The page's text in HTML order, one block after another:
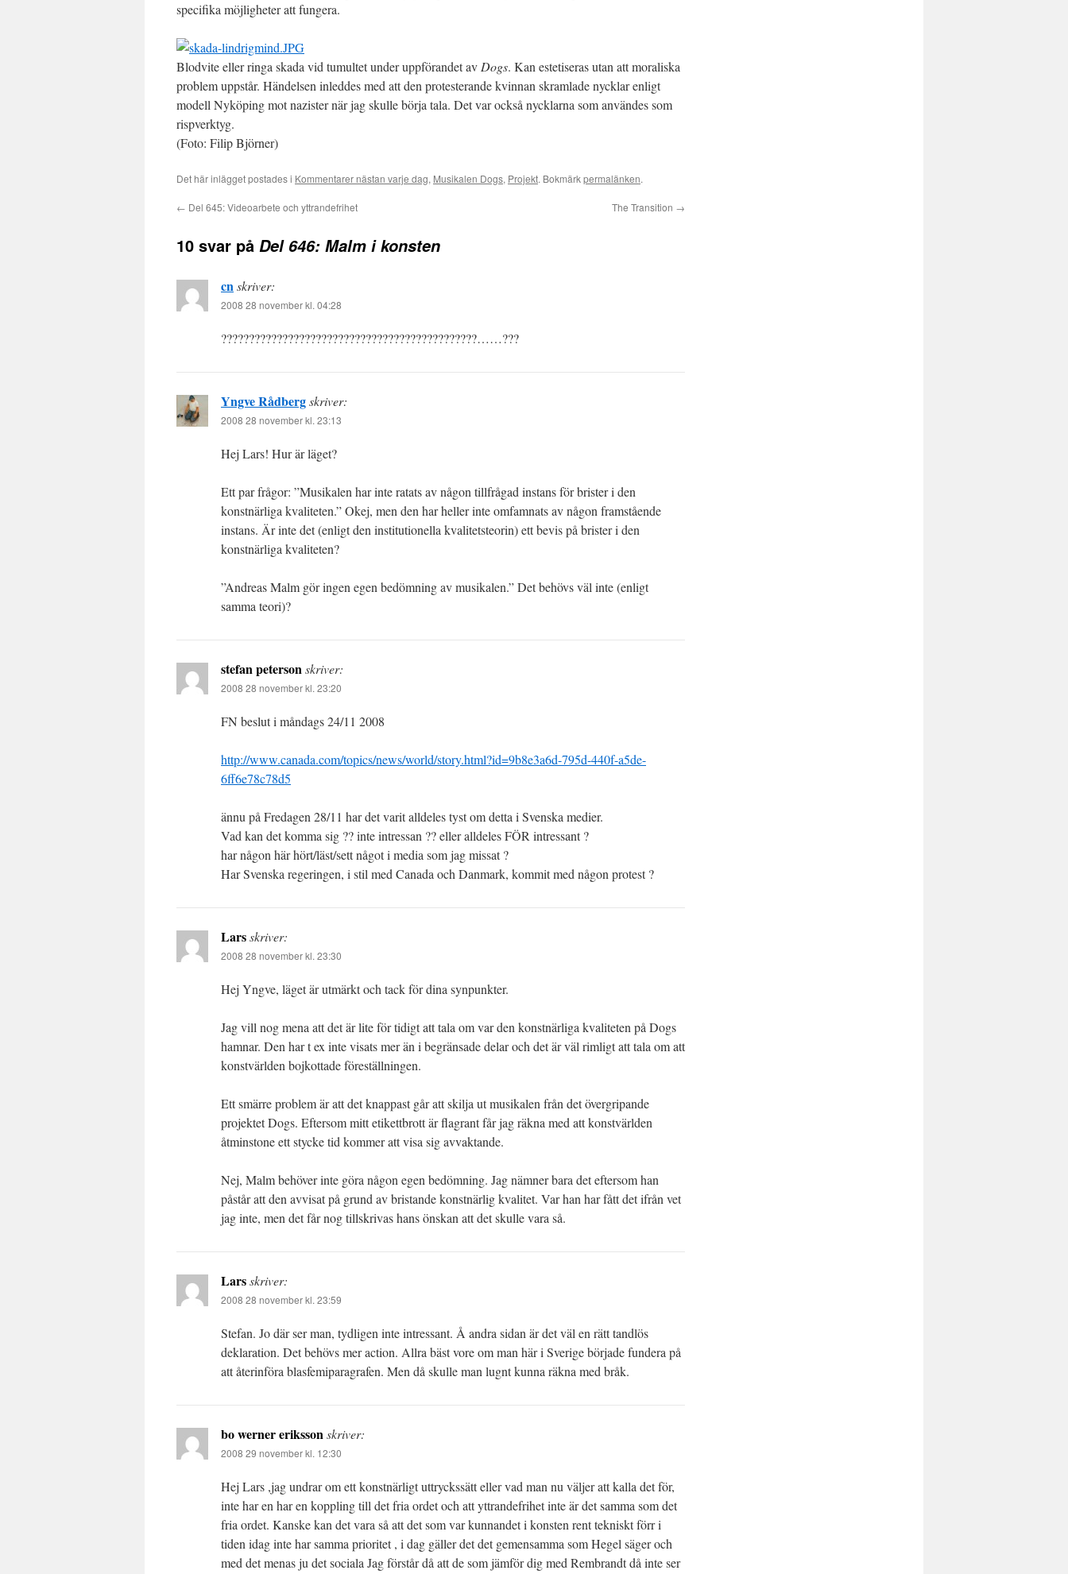
specifika möjligheter att fungera.
Blodvite eller ringa skada vid tumultet under uppförandet av Dogs. Kan estetiseras utan att moraliska
problem uppstår. Händelsen inleddes med att den protesterande kvinnan skramlade nycklar enligt
modell Nyköping mot nazister när jag skulle börja tala. Det var också nycklarna som användes som
rispverktyg.
(Foto: Filip Björner)
Det här inlägget postades i Kommentarer nästan varje dag, Musikalen Dogs, Projekt. Bokmärkpermalänken.
← Del 645: Videoarbete och yttrandefrihet The Transition →
10 svar på Del 646: Malm i konsten
cnskriver:
2008 28 november kl. 04:28
??????????????????????????????????????????????……???
Yngve Rådbergskriver:
2008 28 november kl. 23:13
Hej Lars! Hur är läget?
Ett par frågor: ”Musikalen har inte ratats av någon tillfrågad instans för brister i den
konstnärliga kvaliteten.” Okej, men den har heller inte omfamnats av någon framstående
instans. Är inte det (enligt den institutionella kvalitetsteorin) ett bevis på brister i den
konstnärliga kvaliteten?
”Andreas Malm gör ingen egen bedömning av musikalen.” Det behövs väl inte (enligt
samma teori)?
stefan petersonskriver:
2008 28 november kl. 23:20
FN beslut i måndags 24/11 2008
http://www.canada.com/topics/news/world/story.html?id=9b8e3a6d-795d-440f-a5de-
6ff6e78c78d5
ännu på Fredagen 28/11 har det varit alldeles tyst om detta i Svenska medier.
Vad kan det komma sig ?? inte intressan ?? eller alldeles FÖR intressant ?
har någon här hört/läst/sett något i media som jag missat ?
Har Svenska regeringen, i stil med Canada och Danmark, kommit med någon protest ?
Larsskriver:
2008 28 november kl. 23:30
Hej Yngve, läget är utmärkt och tack för dina synpunkter.
Jag vill nog mena att det är lite för tidigt att tala om var den konstnärliga kvaliteten på Dogs
hamnar. Den har t ex inte visats mer än i begränsade delar och det är väl rimligt att tala om att
konstvärlden bojkottade föreställningen.
Ett smärre problem är att det knappast går att skilja ut musikalen från det övergripande
projektet Dogs. Eftersom mitt etikettbrott är flagrant får jag räkna med att konstvärlden
åtminstone ett stycke tid kommer att visa sig avvaktande.
Nej, Malm behöver inte göra någon egen bedömning. Jag nämner bara det eftersom han
påstår att den avvisat på grund av bristande konstnärlig kvalitet. Var han har fått det ifrån vet
jag inte, men det får nog tillskrivas hans önskan att det skulle vara så.
Larsskriver:
2008 28 november kl. 23:59
Stefan. Jo där ser man, tydligen inte intressant. Å andra sidan är det väl en rätt tandlös
deklaration. Det behövs mer action. Allra bäst vore om man här i Sverige började fundera på
att återinföra blasfemiparagrafen. Men då skulle man lugnt kunna räkna med bråk.
bo werner erikssonskriver:
2008 29 november kl. 12:30
Hej Lars ,jag undrar om ett konstnärligt uttryckssätt eller vad man nu väljer att kalla det för,
inte har en har en koppling till det fria ordet och att yttrandefrihet inte är det samma som det
fria ordet. Kanske kan det vara så att det som var kunnandet i konsten rent tekniskt förr i
tiden idag inte har samma prioritet , i dag gäller det det gemensamma som Hegel säger och
med det menas ju det sociala Jag förstår då att de som jämför dig med Rembrandt då inte ser